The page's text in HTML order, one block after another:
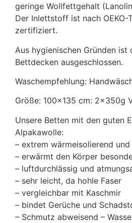
geringe Wollfettgehalt
Der Inlettstoff ist nach OEKO-
zertifiziert.
Aus hygienischen Gründen ist
Bettdecken ausgeschlossen.
Waschempfehlung:
Größe: 100×135 cm: 2x350g
Unsere Betten mit den guten
Alpakawolle:
– extrem wärmeisolierend
– erwärmt den Körper
– luftdurchlässig und
– sehr leicht, da hohle Faser
– vergleichbar mit Kaschmir
– bindet Gerüche und
– Schmutz abweisend –